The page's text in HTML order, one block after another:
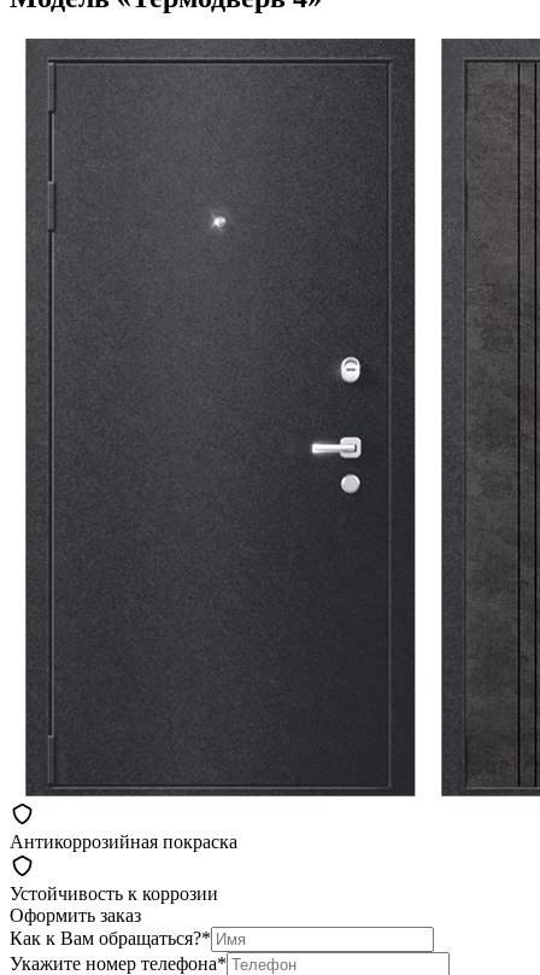
Антикоррозийная покраска
Устойчивость к коррозии
Оформить заказ
Как к Вам обращаться?*
Укажите номер телефона*